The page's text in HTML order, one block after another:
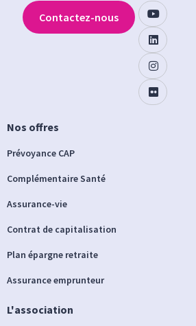
Nos offres
Prévoyance CAP
Complémentaire Santé
Assurance-vie
Contrat de capitalisation
Plan épargne retraite
Assurance emprunteur
L'association
Contactez-nous